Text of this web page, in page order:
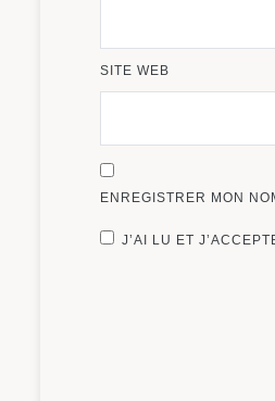
SITE WEB
ENREGISTRER MON
J’AI LU ET